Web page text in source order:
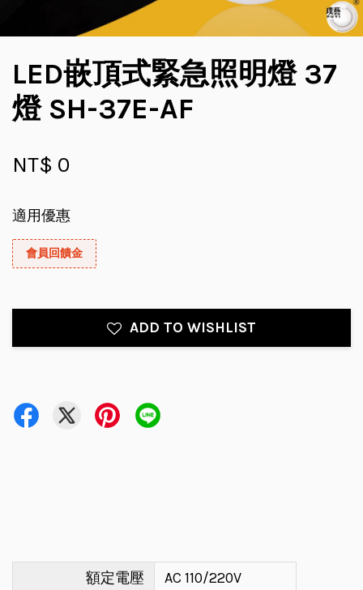
LED嵌頂式緊急照明燈 37
燈 SH-37E-AF
NT$ 0
適用優惠
會員回饋金
ADD TO WISHLIST
額定電壓
AC 110/220V